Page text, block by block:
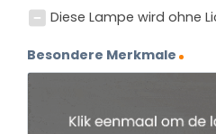
Diese Lampe wird ohne
Besondere Merkmale